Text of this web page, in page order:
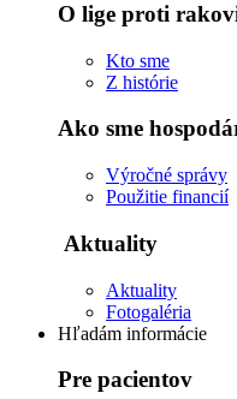
O lige proti
Kto sme
Z histórie
Ako sme
Výročné správy
Použitie financií
Aktuality
Aktuality
Fotogaléria
Hľadám informácie
Pre pacientov